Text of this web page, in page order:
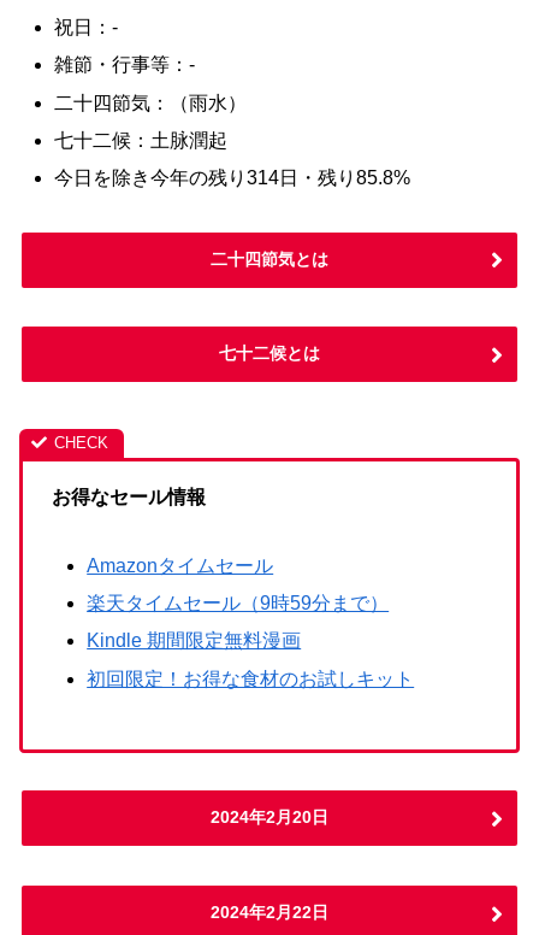
祝日：-
雑節・行事等：-
二十四節気：（雨水）
七十二候：土脉潤起
今日を除き今年の残り314日・残り85.8%
二十四節気とは
七十二候とは
お得なセール情報
Amazonタイムセール
楽天タイムセール（9時59分まで）
Kindle 期間限定無料漫画
初回限定！お得な食材のお試しキット
2024年2月20日
2024年2月22日